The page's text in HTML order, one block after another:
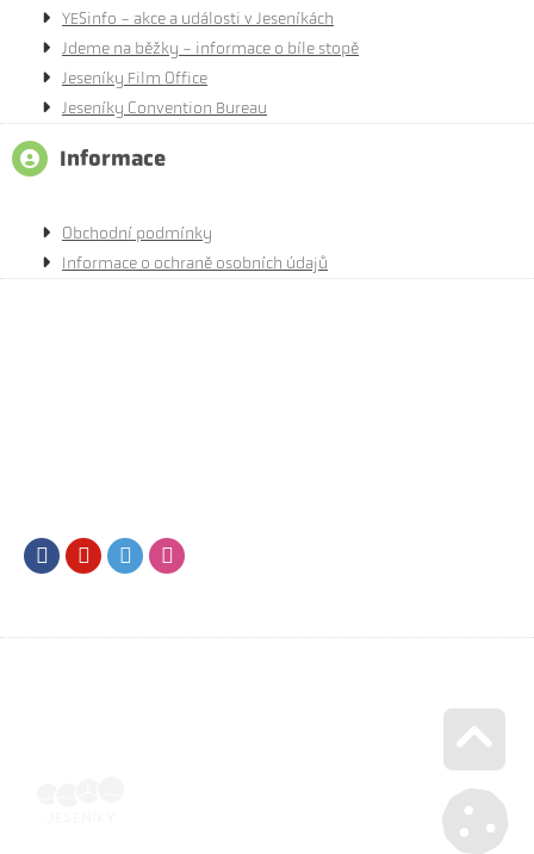
YESinfo - akce a události v Jeseníkách
Jdeme na běžky - informace o bíle stopě
Jeseníky Film Office
Jeseníky Convention Bureau
Informace
Obchodní podmínky
Informace o ochraně osobních údajů
FacebookYoutubeTwitter
Go